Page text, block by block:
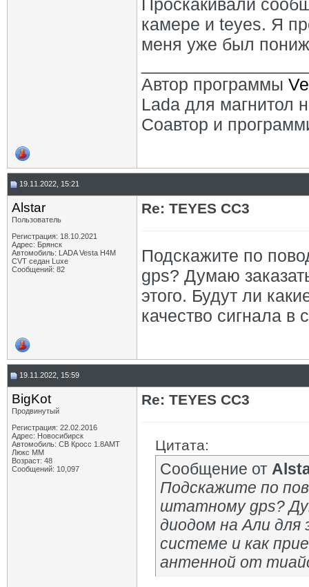
Проскакивали
камере и teyes. Я
меня уже был
Автор программы
Lada для магнитол
Соавтор и
19.11.2022, 15:21
Alstar
Пользователь
Регистрация: 18.10.2021
Адрес: Брянск
Автомобиль: LADA Vesta H4M
CVT седан Luxe
Сообщений: 82
Re: TEYES CC3
Подскажите по
gps? Думаю
этого. Будут ли
качество сигнала в
19.11.2022, 15:59
BigKot
Продвинутый
Регистрация: 22.02.2016
Адрес: Новосибирск
Автомобиль: СВ Кросс 1.8АМТ
Люкс ММ
Возраст: 48
Сообщений: 10,097
Re: TEYES CC3
Цитата:
Сообщение от
Подскажите по
штатному gps?
диодом на Али
системе и как
антенной от